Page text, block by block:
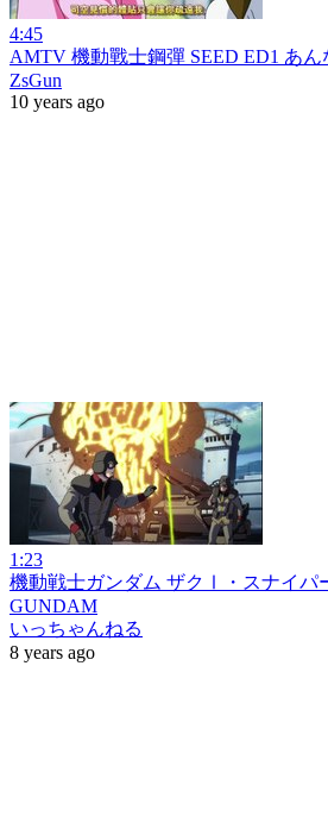
4:45
AMTV 機動戰士鋼彈 SEED ED1 あ
ZsGun
10 years ago
1:23
機動戦士ガンダム ザクⅠ・スナイパ
GUNDAM
いっちゃんねる
8 years ago